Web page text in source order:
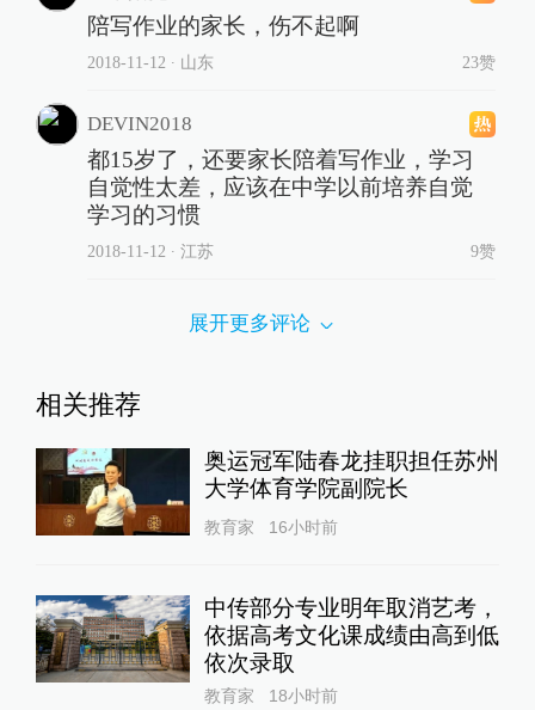
陪写作业的家长，伤不起啊
2018-11-12 ∙ 山东 23赞
DEVIN2018
都15岁了，还要家长陪着写作业，学习
自觉性太差，应该在中学以前培养自觉
学习的习惯
2018-11-12 ∙ 江苏 9赞
展开更多评论
相关推荐
奥运冠军陆春龙挂职担任苏州
大学体育学院副院长
教育家 16小时前
中传部分专业明年取消艺考，
依据高考文化课成绩由高到低
依次录取
教育家 18小时前